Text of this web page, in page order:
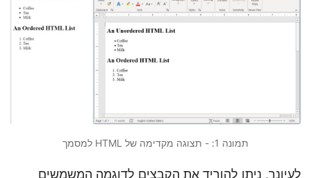
תמונה 1: - תצוגה מקדימה של HTML למסמך
לעיונך, ניתן להוריד את הקבצים לדוגמה המשמשים